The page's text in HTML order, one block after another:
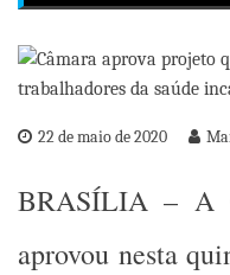
22 de maio de 2020
BRASÍLIA – A
aprovou nesta